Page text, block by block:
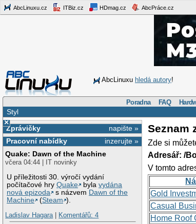
AbcLinuxu.cz ITBiz.cz HDmag.cz AbcPráce.cz
AbcLinuxu hledá autory!
Poradna FAQ
Styl
×
napište »
Zprávičky
inzerujte »
Pracovní nabídky
Quake: Dawn of the Machine
včera 04:44 | IT novinky
U příležitosti 30. výročí vydání
počítačové hryQuake bylavydána
nová epizoda
s názvem Dawn of the
Machine
(Steam ).
Ladislav Hagara| Komentářů: 4
Seznam
Zde si
Adresář: /
V tomto
Gold
Casual
Home Roof